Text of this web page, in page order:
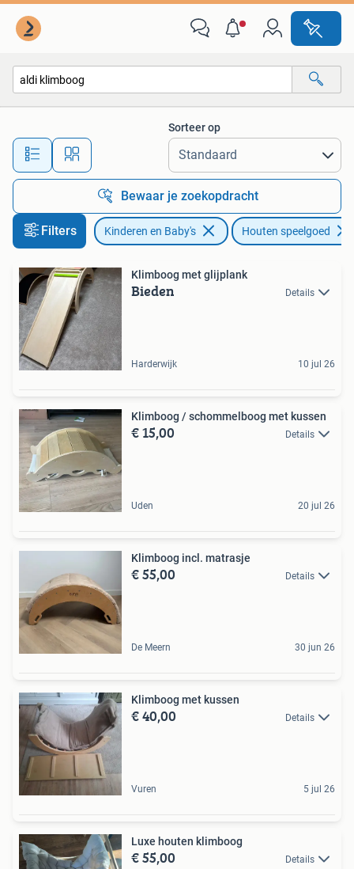
Alle afstanden…
Sorteer op
Bewaar je zoekopdracht
Filters Kinderen en Baby's Houten speelgoed
Klimboog met glijplank
Bieden Details
Harderwijk 10 jul 26
Klimboog / schommelboog met kussen
€ 15,00 Details
Uden 20 jul 26
Klimboog incl. matrasje
€ 55,00 Details
De Meern 30 jun 26
Klimboog met kussen
€ 40,00 Details
Vuren 5 jul 26
Luxe houten klimboog
€ 55,00 Details